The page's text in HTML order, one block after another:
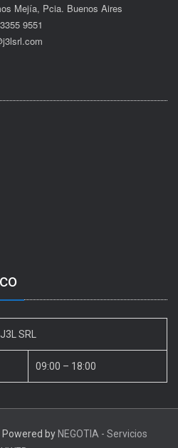
Mejía, Pcia. Buenos Aires
9551
SRL
09:00 – 18:00
Powered by NEGOTIA - Servicios